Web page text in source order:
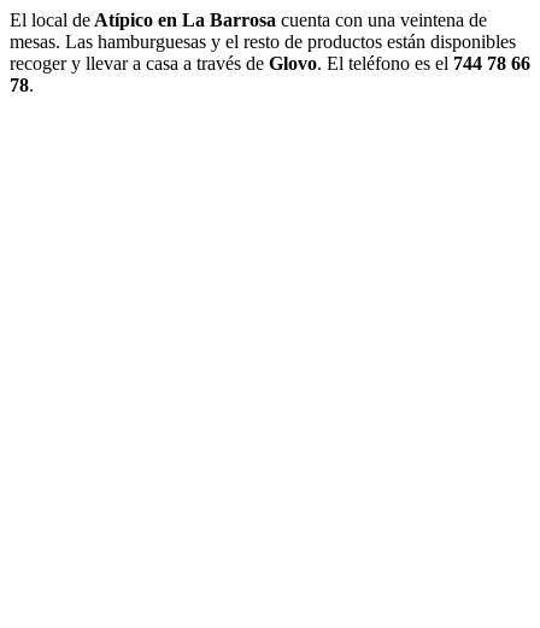
El local de Atípico en La Barrosa cuenta con una veintena de
mesas. Las hamburguesas y el resto de productos están disponibles
recoger y llevar a casa a través de Glovo. El teléfono es el 744 78 66
78.